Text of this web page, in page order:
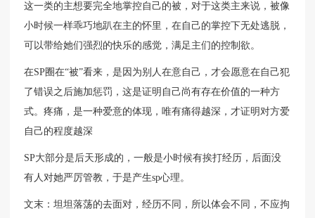
这一类的主想要完全地掌控自己的被，对于这类主来说，被像
小时候一样乖巧地趴在主的怀里，在自己的掌控下无处逃脱，
可以带给她们强烈的快乐的感觉，满足主们的控制欲。
在SP圈在“被”看来，是因为别人在意自己，才会愿意在自己犯
了错误之后施加惩罚，这是证明自己尚有存在价值的一种方
式。疼痛，是一种爱意的体现，唯有痛得越深，才证明对方爱
自己的程度越深
SP大部分是后天形成的，一般是小时候有挨打经历，后面没
有人对她严厉管教，于是产生sp心理。
文末：坦坦落荡的去面对，经历不同，所以体会不同，不应拘